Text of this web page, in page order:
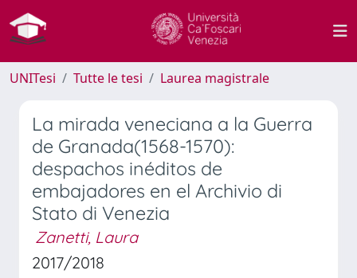
UNITesi Tutte le tesi Laurea magistrale
La mirada veneciana a la Guerra
de Granada(1568-1570):
despachos inéditos de
embajadores en el Archivio di
Stato di Venezia
Zanetti, Laura
2017/2018